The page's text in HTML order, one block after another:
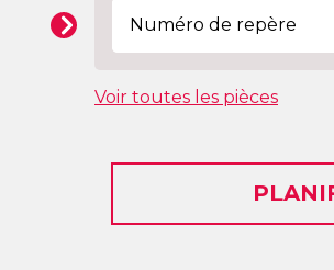
Voir toutes les pièces